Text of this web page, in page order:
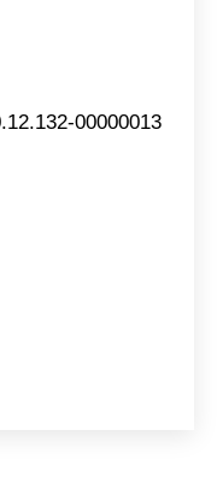
00000013